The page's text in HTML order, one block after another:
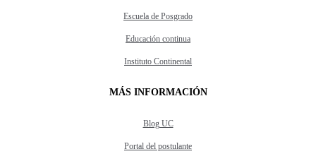
Escuela de Posgrado
Educación continua
Instituto Continental
MÁS INFORMACIÓN
Blog UC
Portal del postulante